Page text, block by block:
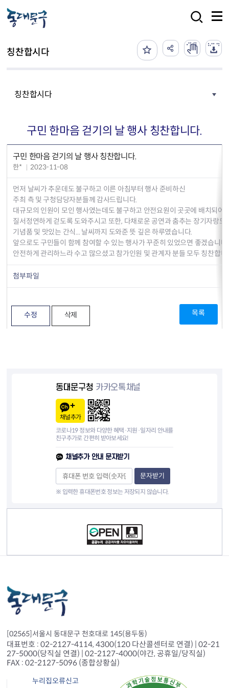
칭찬합시다
칭찬합시다
구민 한마음 걷기의 날 행사 칭찬합니다.
구민 한마음 걷기의 날 행사 칭찬합니다.
한* 2023-11-08
먼저 날씨가 추운데도 불구하고 이른 아침부터 행사 준비하신
주최 측 및 구청담당자분들께 감사드립니다.
대규모의 인원이 모인 행사였는데도 불구하고 안전요원이 곳곳에 배치되어
질서정연하게 걷도록 도와주시고 또한, 다채로운 공연과 춤추는 장기자랑도
기념품 및 맛있는 간식... 날씨까지 도와준 뜻 깊은 하루였습니다.
앞으로도 구민들이 함께 참여할 수 있는 행사가 꾸준히 있었으면 좋겠습니다.
안전하게 관리하느라 수고 많으셨고 참가인원 및 관계자 분들 모두 칭찬합니
첨부파일
수정 삭제 목록
동대문구청 카카오톡채널
채널추가
코로나19 정보와 다양한 혜택·지원·일자리 안내를
친구추가로 간편히 받아보세요!
채널추가 안내 문자받기
문자받기
※ 입력한 휴대폰번호 정보는 저장되지 않습니다.
[02565]서울시 동대문구 천호대로 145(용두동)
대표번호 : 02-2127-4114, 4300(120 다산콜센터로 연결) | 02-21
27-5000(당직실 연결) | 02-2127-4000(야간, 공휴일/당직실)
FAX : 02-2127-5096 (종합상황실)
누리집오류신고